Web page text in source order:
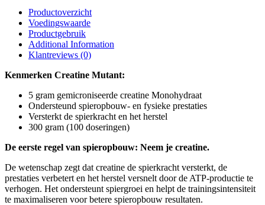
Productoverzicht
Voedingswaarde
Productgebruik
Additional Information
Klantreviews (0)
Kenmerken Creatine Mutant:
5 gram gemicroniseerde creatine Monohydraat
Ondersteund spieropbouw- en fysieke prestaties
Versterkt de spierkracht en het herstel
300 gram (100 doseringen)
De eerste regel van spieropbouw: Neem je creatine.
De wetenschap zegt dat creatine de spierkracht versterkt, de
prestaties verbetert en het herstel versnelt door de ATP-productie te
verhogen. Het ondersteunt spiergroei en helpt de trainingsintensiteit
te maximaliseren voor betere spieropbouw resultaten.